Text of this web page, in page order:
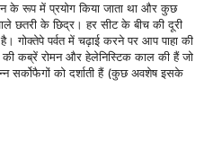
के रूप में प्रयोग किया जाता था और कुछ
छतरी के छिद्र। हर सीट के बीच की दूरी
गोक्तेपे पर्वत में चढ़ाई करने पर आप पाहा की
कब्रें रोमन और हेलेनिस्टिक काल की हैं जो
सर्कोफैगों को दर्शाती हैं (कुछ अवशेष इसके